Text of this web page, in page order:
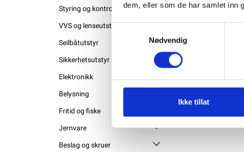
dem, eller som de har samlet inn
Nødvendig
Ikke tillat
Styring og kontrollutstyr
VVS og lenseutstyr
Seilbåtutstyr
Sikkerhetsutstyr
Elektronikk
Belysning
Fritid og fiske
Jernvare
Beslag og skruer